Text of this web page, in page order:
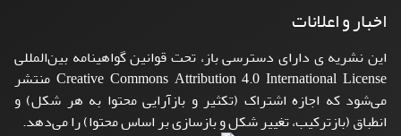
اخبار و اعلانات
این نشریه ی دارای دسترسی باز، تحت قوانین گواهینامه بین‌المللی
Creative Commons Attribution 4.0 International License منتشر
می‌شود که اجازه اشتراک (تکثیر و بازآرایی محتوا به هر شکل) و
انطباق (بازترکیب، تغییر شکل و بازسازی بر اساس محتوا) را می‌دهد.